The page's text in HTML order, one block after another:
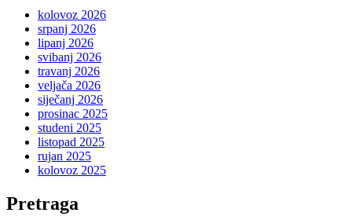
kolovoz 2026
srpanj 2026
lipanj 2026
svibanj 2026
travanj 2026
veljača 2026
siječanj 2026
prosinac 2025
studeni 2025
listopad 2025
rujan 2025
kolovoz 2025
Pretraga